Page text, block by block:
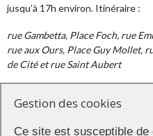
jusqu’à 17h environ. Itinéraire :
rue Gambetta, Place Foch, rue
rue aux Ours, Place Guy Mollet,
de Cité et rue Saint Aubert
autorités,« le format de notre
Gestion des cookies
Ce site est susceptible